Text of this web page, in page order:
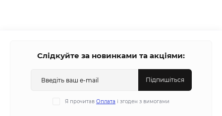
Слідкуйте за новинками та акціями:
Підпишіться
Я прочитав Оплата і згоден з вимогами